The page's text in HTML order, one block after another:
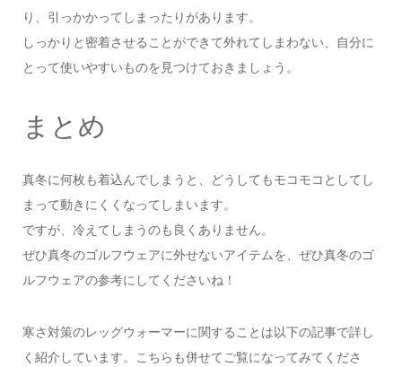
り、引っかかってしまったりがあります。
しっかりと密着させることができて外れてしまわない、自分に
とって使いやすいものを見つけておきましょう。
まとめ
真冬に何枚も着込んでしまうと、どうしてもモコモコとしてし
まって動きにくくなってしまいます。
ですが、冷えてしまうのも良くありません。
ぜひ真冬のゴルフウェアに外せないアイテムを、ぜひ真冬のゴ
ルフウェアの参考にしてくださいね！
寒さ対策のレッグウォーマーに関することは以下の記事で詳し
く紹介しています。こちらも併せてご覧になってみてくださ